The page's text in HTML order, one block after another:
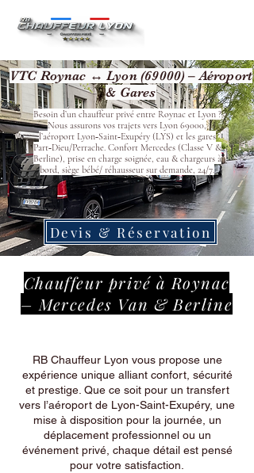
VTC Roynac ↔ Lyon (69000) – Aéroport
& Gares
Besoin d’un chauffeur privé entre Roynac et Lyon ?
Nous assurons vos trajets vers Lyon 69000,
l’aéroport Lyon‑Saint‑Exupéry (LYS) et les gares
Part‑Dieu/Perrache. Confort Mercedes (Classe V &
Berline), prise en charge soignée, eau & chargeurs à
bord, siège bébé/ réhausseur sur demande, 24/7.
Devis & Réservation
Chauffeur privé à Roynac
– Mercedes Van & Berline
RB Chauffeur Lyon vous propose une
expérience unique alliant confort, sécurité
et prestige. Que ce soit pour un transfert
vers l’aéroport de Lyon-Saint-Exupéry, une
mise à disposition pour la journée, un
déplacement professionnel ou un
événement privé, chaque détail est pensé
pour votre satisfaction.